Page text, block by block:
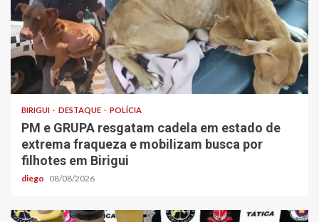
BIRIGUI DESTAQUE POLÍCIA
PM e GRUPA resgatam cadela em estado de
extrema fraqueza e mobilizam busca por
filhotes em Birigui
diego 08/08/2026